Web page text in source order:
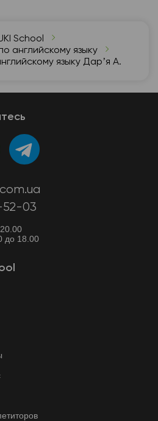
School
английскому языку
языку Дарʼя А.
52-03
до 18.00